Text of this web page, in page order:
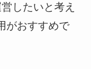
したいと考え
がおすすめで